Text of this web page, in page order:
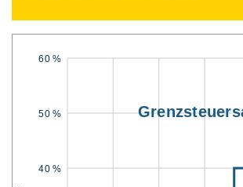
40 %
50 %
60 %